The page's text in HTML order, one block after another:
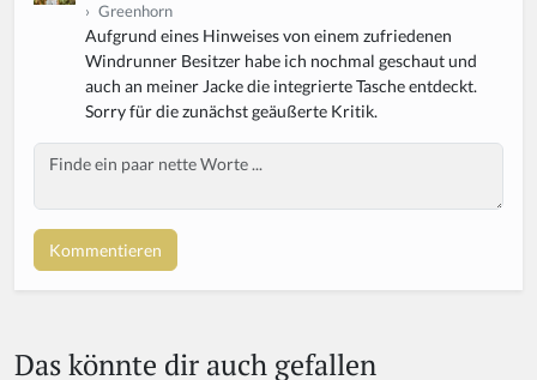
› Greenhorn
Aufgrund eines Hinweises von einem zufriedenen
Windrunner Besitzer habe ich nochmal geschaut und
auch an meiner Jacke die integrierte Tasche entdeckt.
Sorry für die zunächst geäußerte Kritik.
Body
Das könnte dir auch gefallen